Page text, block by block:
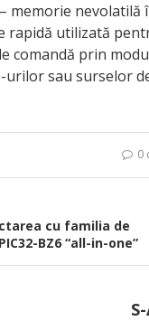
– memorie nevolatilă
rapidă utilizată
comandă prin
urilor sau surselor
0
cu familia de
BZ6 “all-in-one”